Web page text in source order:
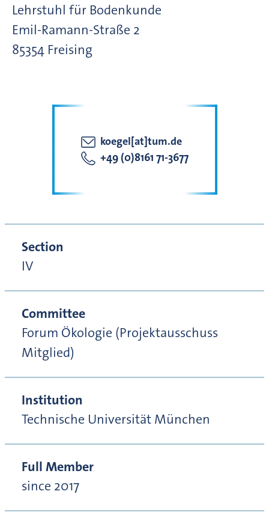
Lehrstuhl für Bodenkunde
Emil-Ramann-Straße 2
85354 Freising
koegel[at]tum.de
+49 (0)8161 71-3677
Section
IV
Committee
Forum Ökologie (Projektausschuss
Mitglied)
Institution
Technische Universität München
Full Member
since 2017